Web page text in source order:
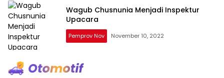
Wagub Chusnunia Menjadi Inspektur
Upacara
Pemprov Nov November 10, 2022